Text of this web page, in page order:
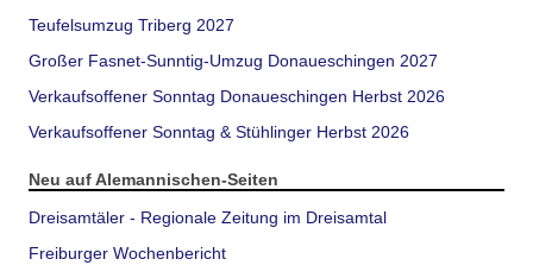
Teufelsumzug Triberg 2027
Großer Fasnet-Sunntig-Umzug Donaueschingen 2027
Verkaufsoffener Sonntag Donaueschingen Herbst 2026
Verkaufsoffener Sonntag & Stühlinger Herbst 2026
Neu auf Alemannischen-Seiten
Dreisamtäler - Regionale Zeitung im Dreisamtal
Freiburger Wochenbericht